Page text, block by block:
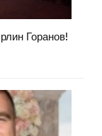
Горанов!